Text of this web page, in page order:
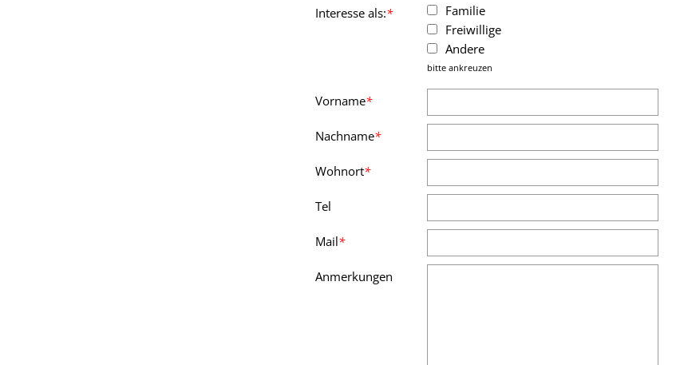
Interesse als:*
Familie
Freiwillige
Andere
bitte ankreuzen
Vorname*
Nachname*
Wohnort*
Tel
Mail*
Anmerkungen